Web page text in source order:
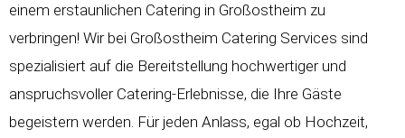
einem erstaunlichen Catering in Großostheim zu
verbringen! Wir bei Großostheim Catering Services sind
spezialisiert auf die Bereitstellung hochwertiger und
anspruchsvoller Catering-Erlebnisse, die Ihre Gäste
begeistern werden. Für jeden Anlass, egal ob Hochzeit,